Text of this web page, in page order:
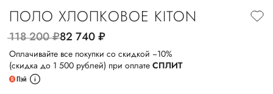
ПОЛО ХЛОПКОВОЕ KITON
118 200руб.82 740руб.
Оплачивайте все покупки со скидкой −10%
(скидка до 1 500 рублей) при оплате СПЛИТ